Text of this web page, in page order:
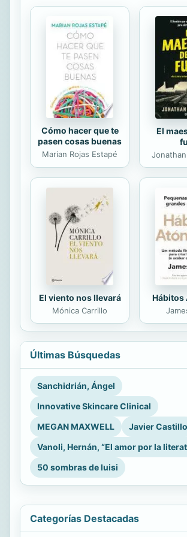
y síntomas clínicos de
trastornos que pueden
ojos. Obra pensada para
diagnóstico diferencial
los signos y síntomas por
aprender oftalmología de
práctica y visual", lo que
Cómo hacer que te
pasen cosas buenas
Marian Rojas Estapé
El
El viento nos llevará
Mónica Carrillo
Hábitos
Últimas Búsquedas
Sanchidrián, Ángel
Innovative Skincare Clinical
MEGAN MAXWELL
Javier Castillo
Vanoli, Hernán, “El amor por la
50 sombras de luisi
Categorías Destacadas